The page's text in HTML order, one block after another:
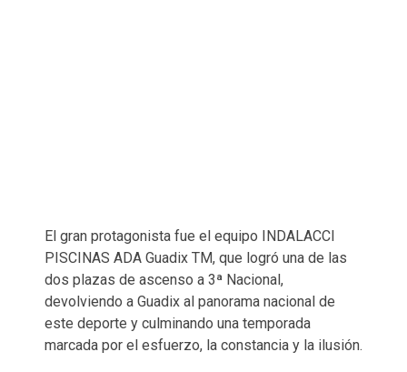
El gran protagonista fue el equipo INDALACCI
PISCINAS ADA Guadix TM, que logró una de las
dos plazas de ascenso a 3ª Nacional,
devolviendo a Guadix al panorama nacional de
este deporte y culminando una temporada
marcada por el esfuerzo, la constancia y la ilusión.